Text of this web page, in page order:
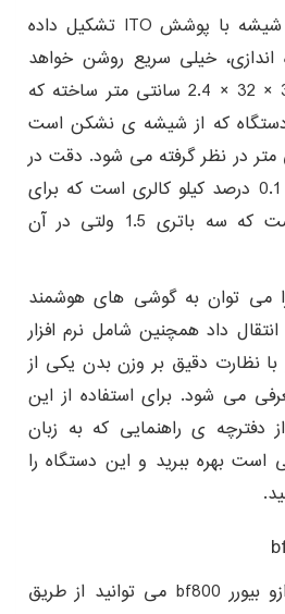
بدنه ی این محصول را شیشه با پوشش ITO تشکیل داده
اندازی، خیلی سریع روشن خواهد
شد. ابعاد آن را نیز 32.4 × 32 × 2.4 سانتی متر ساخته که
که از شیشه ی نشکن است
× 31.6 سانتی متر در نظر گرفته می شود. دقت در
این محصول 100 گرم و 0.1 درصد کیلو کالری است که برای
روشن کردن آن نیاز است که سه باتری 1.5 ولتی در آن
می توان به گوشی های هوشمند
داد همچنین شامل نرم افزار
با نظارت دقیق بر وزن بدن یکی از
می شود. برای استفاده از این
دفترچه ی راهنمایی که به زبان
است بهره ببرید و این دستگاه را
برای اطلاع از قیمت ترازو بیورر bf800 می توانید از طریق